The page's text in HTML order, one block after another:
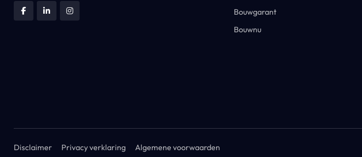
Bouwgarant
Bouwnu
Disclaimer Privacy verklaring
Algemene voorwaarden